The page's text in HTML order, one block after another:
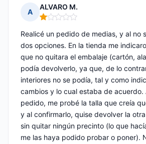
A
ALVARO M.
Nota: 1 de 5
Realicé un pedido de medias, y al no
dos opciones. En la tienda me
que no quitara el embalaje (cartón,
podía devolverlo, ya que, de lo
interiores no se podía, tal y como
cambios y lo cual estaba de acuerdo.
pedido, me probé la talla que creía
y al confirmarlo, quise devolver la
sin quitar ningún precinto (lo que
me las haya podido probar o poner).